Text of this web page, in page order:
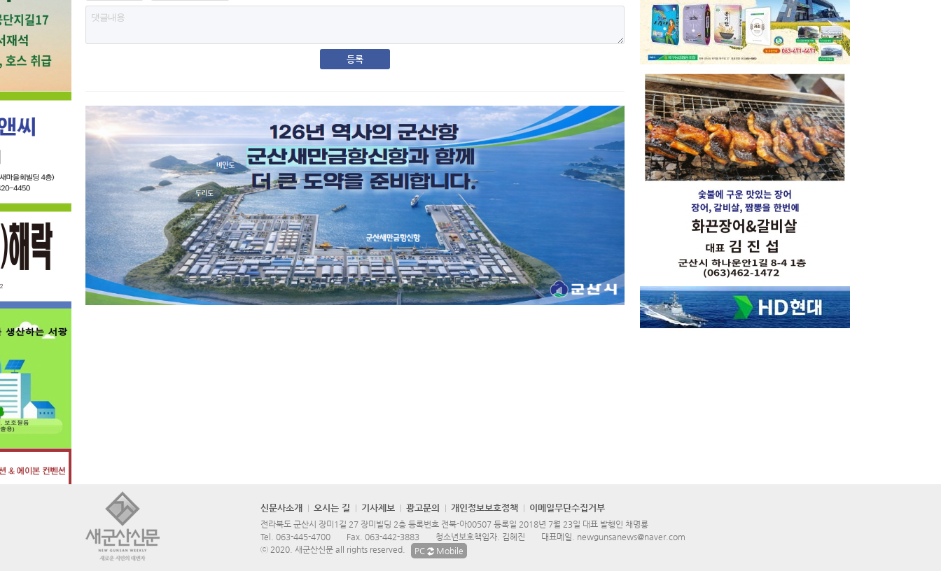
신문사소개 오시는 길 기사제보 광고문의 개인정보보호정책 이메일무단수집거부
전라북도 군산시 장미1길 27 장미빌딩 2층 등록번호 전북-아00507 등록일 2018년 7월 23일 대표 발행인 채명룡
Tel. 063-445-4700 Fax. 063-442-3883 청소년보호책임자. 김혜진 대표메일. newgunsanews@naver.com
ⓒ 2020. 새군산신문 all rights reserved.
PC Mobile